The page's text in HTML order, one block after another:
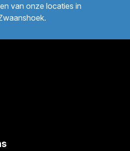
van onze locaties in